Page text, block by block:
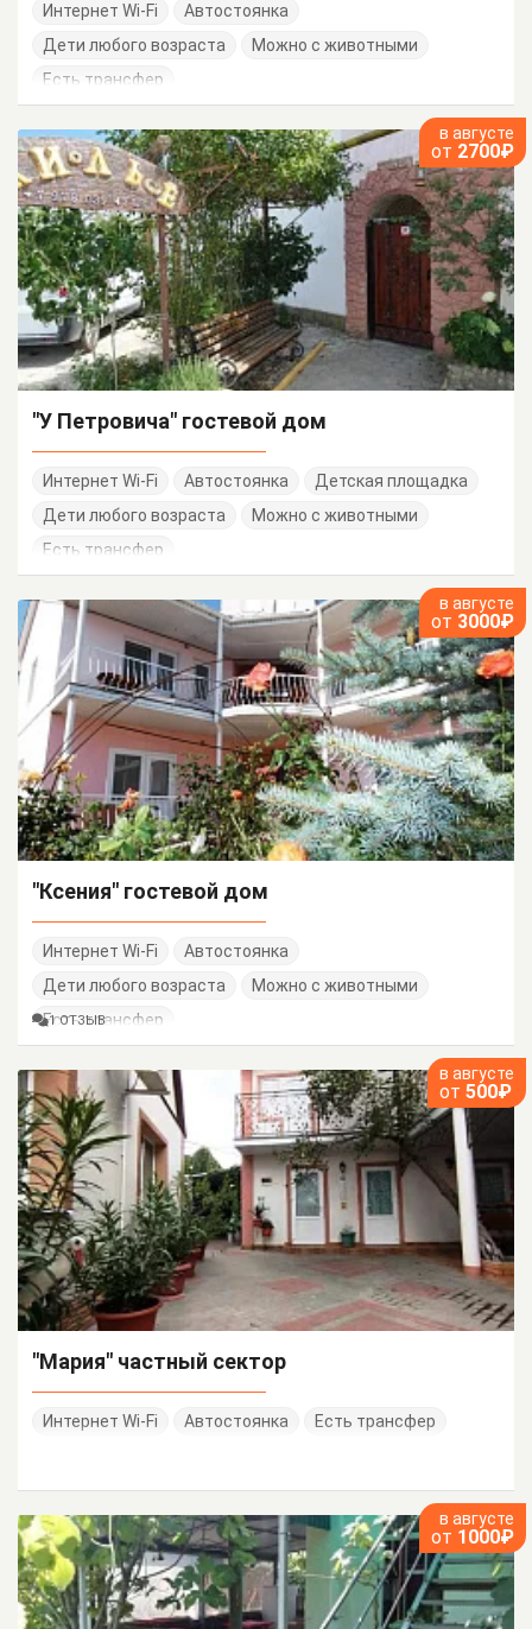
Интернет Wi-Fi
Автостоянка
Дети любого возраста
Можно с животными
Есть трансфер
в августе
от 2700₽
"У Петровича" гостевой дом
Интернет Wi-Fi Автостоянка
Детская площадка
Дети любого возраста
Можно с животными
Есть трансфер
в августе
от 3000₽
"Ксения" гостевой дом
Интернет Wi-Fi
Автостоянка
Дети любого возраста
Можно с животными
Есть трансфер
1 ОТЗЫВ
в августе
от 500₽
"Мария" частный сектор
Интернет Wi-Fi Автостоянка Есть трансфер
в августе
от 1000₽